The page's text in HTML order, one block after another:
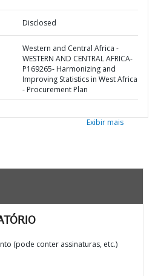
Disclosed
Western and Central Africa -
WESTERN AND CENTRAL AFRICA-
P169265- Harmonizing and
Improving Statistics in West Africa
- Procurement Plan
Exibir mais
(pode conter assinaturas, etc.)